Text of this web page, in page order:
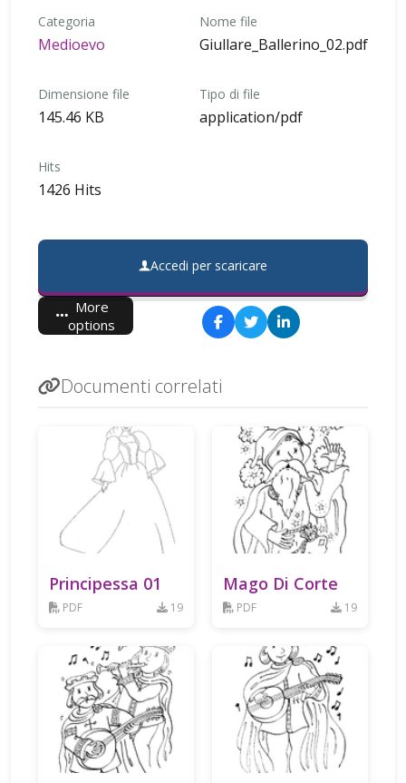
Categoria
Medioevo
Nome file
Giullare_Ballerino_02.pdf
Dimensione file
145.46 KB
Tipo di file
application/pdf
Hits
1426 Hits
Accedi per scaricare
More
options
Documenti correlati
Principessa 01
PDF 19
Mago Di Corte
PDF 19